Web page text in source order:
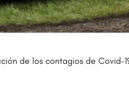
de los contagios de Covid-